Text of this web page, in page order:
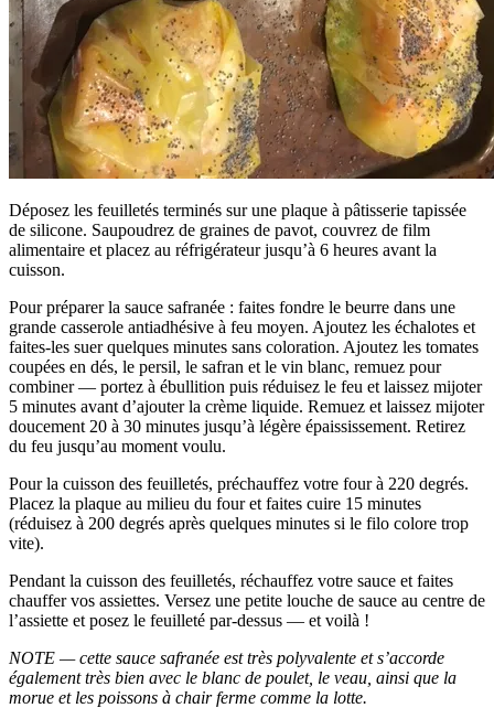
Déposez les feuilletés terminés sur une plaque à pâtisserie tapissée
de silicone. Saupoudrez de graines de pavot, couvrez de film
alimentaire et placez au réfrigérateur jusqu’à 6 heures avant la
cuisson.
Pour préparer la sauce safranée : faites fondre le beurre dans une
grande casserole antiadhésive à feu moyen. Ajoutez les échalotes et
faites-les suer quelques minutes sans coloration. Ajoutez les tomates
coupées en dés, le persil, le safran et le vin blanc, remuez pour
combiner — portez à ébullition puis réduisez le feu et laissez mijoter
5 minutes avant d’ajouter la crème liquide. Remuez et laissez mijoter
doucement 20 à 30 minutes jusqu’à légère épaississement. Retirez
du feu jusqu’au moment voulu.
Pour la cuisson des feuilletés, préchauffez votre four à 220 degrés.
Placez la plaque au milieu du four et faites cuire 15 minutes
(réduisez à 200 degrés après quelques minutes si le filo colore trop
vite).
Pendant la cuisson des feuilletés, réchauffez votre sauce et faites
chauffer vos assiettes. Versez une petite louche de sauce au centre de
l’assiette et posez le feuilleté par-dessus — et voilà !
NOTE — cette sauce safranée est très polyvalente et s’accorde
également très bien avec le blanc de poulet, le veau, ainsi que la
morue et les poissons à chair ferme comme la lotte.